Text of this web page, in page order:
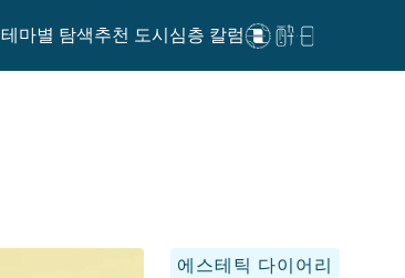
테마별 탐색추천 도시심층 칼럼
에스테틱 다이어리